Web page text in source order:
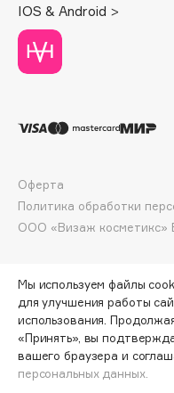
Deonica
Dessange
Dior
Dolomit
DP Daily Perfection
Dr. Vranjes Firenze
Dr.Althea
Dr.Jart+
DSD de Luxe
Dyson
СООБЩИТЬ О
IOS & Android >
ООО «Визаж косметикс»
Оферта
Политика обработки
Мы используем файлы
для улучшения работы
использования.
«Принять», вы
вашего браузера и
персональных данных.